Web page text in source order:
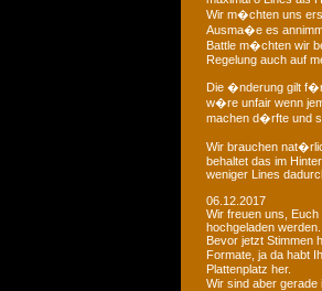
Wir m�chten uns
Ausma�e es
Battle m�chten wir
Regelung auch auf
Die �nderung gilt f�r
w�re unfair wenn
machen d�rfte und
Wir brauchen
behaltet das im
weniger Lines
06.12.2017
Wir freuen uns,
hochgeladen werden.
Bevor jetzt Stimmen
Formate, ja da habt
Plattenplatz her.
Wir sind aber